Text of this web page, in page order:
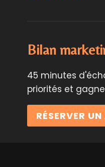
Bilan
45 minutes
priorités et
RÉSERVER